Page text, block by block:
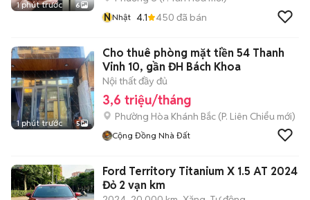
1 phút trước 6
NNhật 4.1 450 đã bán
1 phút trước 5
Cho thuê phòng mặt tiền 54 Thanh
Vinh 10, gần ĐH Bách Khoa
Nội thất đầy đủ
3,6 triệu/tháng
Phường Hòa Khánh Bắc (P. Liên Chiểu mới)
Cộng Đồng Nhà Đất
Ford Territory Titanium X 1.5 AT 2024
Đỏ 2 vạn km